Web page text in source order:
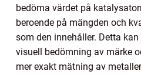
bedöma värdet på
beroende på mängden och
som den innehåller. Detta
visuell bedömning av märke
mer exakt mätning av